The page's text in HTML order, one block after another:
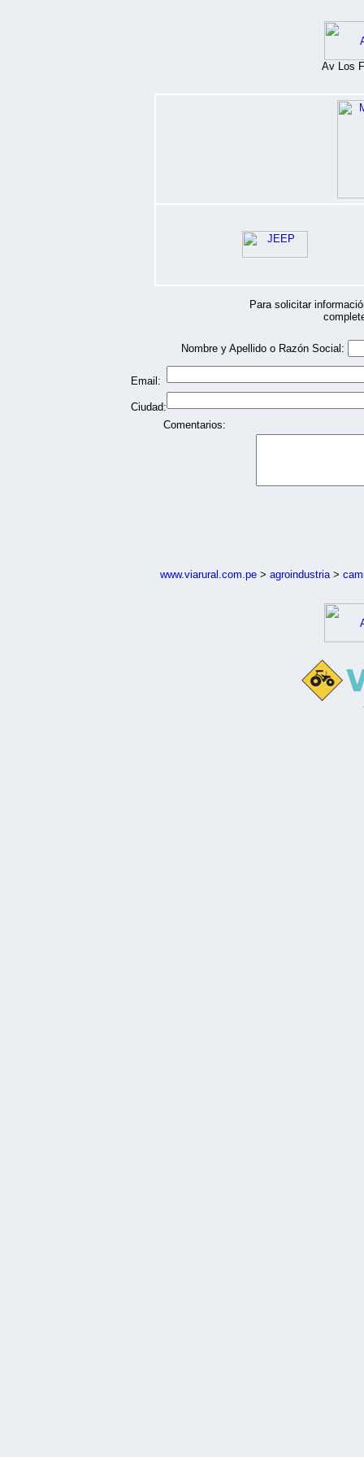
Av Los
Para solicitar
Nombre y Apellido o Razón Social:
Email:
Ciudad:
Comentarios:
www.viarural.com.pe > agroindustria>